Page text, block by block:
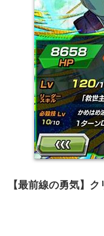
【最前線の勇気】ク